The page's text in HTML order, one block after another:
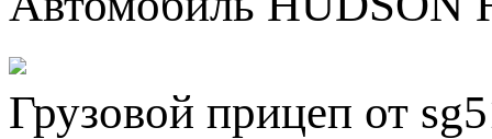
Грузовой прицеп от